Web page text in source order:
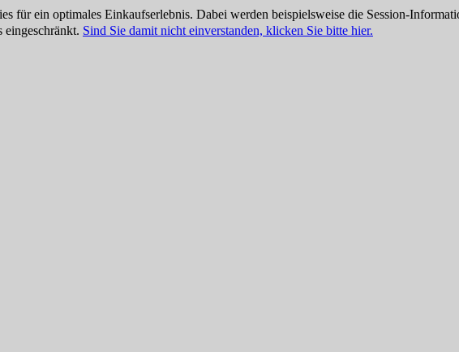
für ein optimales Einkaufserlebnis. Dabei werden beispielsweise die Session-
eingeschränkt. Sind Sie damit nicht einverstanden, klicken Sie bitte hier.